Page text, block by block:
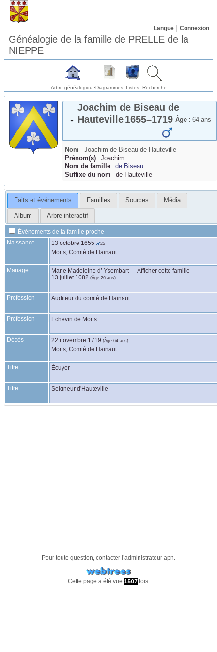
Langue Connexion
Généalogie de la famille de PRELLE de la
NIEPPE
Arbre généalogiqueDiagrammes Listes Recherche
Joachim de Biseau de
Hauteville
Âge : 64 ans
1655–1719
Nom Joachim de Biseau de Hauteville
Prénom(s)
Joachim
Nom de famille
de Biseau
Suffixe du nom
de Hauteville
Faits et événements Familles Sources Média
Album Arbre interactif
Événements de la famille proche
Naissance
13 octobre 1655 25
Mons, Comté de Hainaut
Mariage Marie Madeleine d’ Ysembart—Afficher cette famille
13 juillet 1682 (Âge 26 ans)
Profession Auditeur du comté de Hainaut
Profession Echevin de Mons
Décès 22 novembre 1719 (Âge 64 ans)
Mons, Comté de Hainaut
Titre Écuyer
Titre Seigneur d'Hauteville
Pour toute question, contacter l’administrateur apn.
Cette page a été vue 1507fois.